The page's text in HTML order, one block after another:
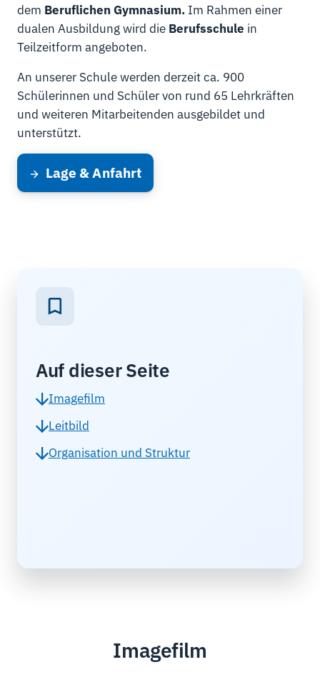
dem Beruflichen Gymnasium. Im Rahmen einer
dualen Ausbildung wird die Berufsschule in
Teilzeitform angeboten.
An unserer Schule werden derzeit ca. 900
Schülerinnen und Schüler von rund 65 Lehrkräften
und weiteren Mitarbeitenden ausgebildet und
unterstützt.
Lage & Anfahrt
Auf dieser Seite
Imagefilm
Leitbild
Organisation und Struktur
Imagefilm